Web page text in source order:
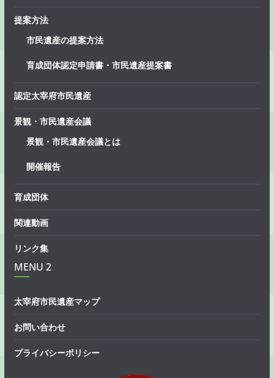
提案方法
市民遺産の提案方法
育成団体認定申請書・市民遺産提案書
認定太宰府市民遺産
景観・市民遺産会議
景観・市民遺産会議とは
開催報告
育成団体
関連動画
リンク集
MENU 2
太宰府市民遺産マップ
お問い合わせ
プライバシーポリシー